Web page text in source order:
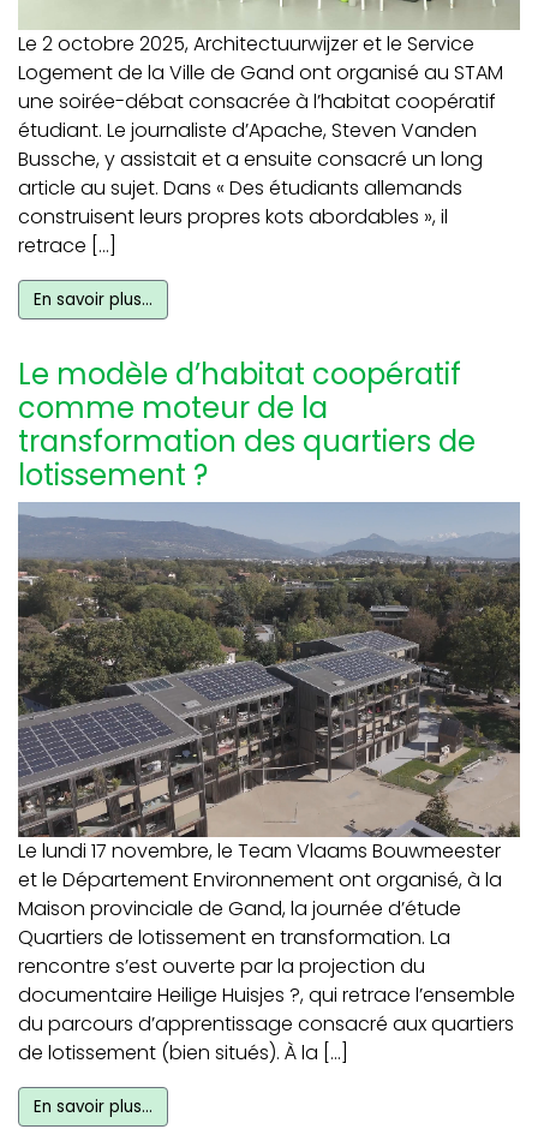
Le 2 octobre 2025, Architectuurwijzer et le Service
Logement de la Ville de Gand ont organisé au STAM
une soirée-débat consacrée à l’habitat coopératif
étudiant. Le journaliste d’Apache, Steven Vanden
Bussche, y assistait et a ensuite consacré un long
article au sujet. Dans « Des étudiants allemands
construisent leurs propres kots abordables », il
retrace […]
En savoir plus…
Le modèle d’habitat coopératif
comme moteur de la
transformation des quartiers de
lotissement ?
Le lundi 17 novembre, le Team Vlaams Bouwmeester
et le Département Environnement ont organisé, à la
Maison provinciale de Gand, la journée d’étude
Quartiers de lotissement en transformation. La
rencontre s’est ouverte par la projection du
documentaire Heilige Huisjes ?, qui retrace l’ensemble
du parcours d’apprentissage consacré aux quartiers
de lotissement (bien situés). À la […]
En savoir plus…